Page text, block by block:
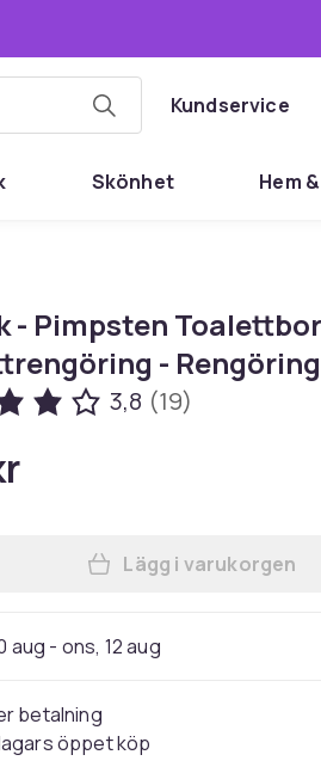
Kundservice
Skönhet Hem
- Pimpsten
- Rengöring
3,8 (19)
Lägg till 2-
Lägg i varukorgen
aug - ons, 12 aug
betalning
öppet köp